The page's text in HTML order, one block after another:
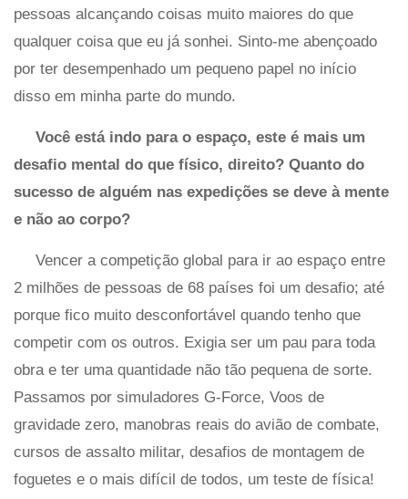
pessoas alcançando coisas muito maiores do que
qualquer coisa que eu já sonhei. Sinto-me abençoado
por ter desempenhado um pequeno papel no início
disso em minha parte do mundo.
Você está indo para o espaço, este é mais um
desafio mental do que físico, direito? Quanto do
sucesso de alguém nas expedições se deve à mente
e não ao corpo?
Vencer a competição global para ir ao espaço entre
2 milhões de pessoas de 68 países foi um desafio; até
porque fico muito desconfortável quando tenho que
competir com os outros. Exigia ser um pau para toda
obra e ter uma quantidade não tão pequena de sorte.
Passamos por simuladores G-Force, Voos de
gravidade zero, manobras reais do avião de combate,
cursos de assalto militar, desafios de montagem de
foguetes e o mais difícil de todos, um teste de física!